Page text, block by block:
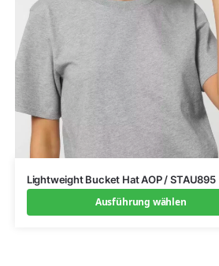
Lightweight Bucket Hat AOP / STAU895
Ausführung wählen